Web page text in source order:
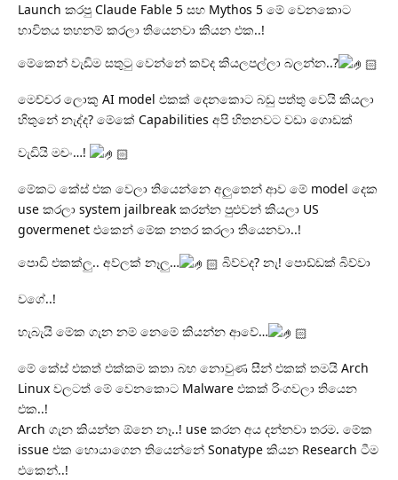
Launch කරපු Claude Fable 5 සහ Mythos 5 මේ වෙනකොට
භාවිතය තහනම් කරලා තියෙනවා කියන එක..!
මේකෙන් වැඩිම සතුටු වෙන්නේ කව්ද කියලපල්ලා බලන්න..?
මෙච්චර ලොකු AI model එකක් දෙනකොට බඩු පත්තු වෙයි කියලා
හිතුනේ නැද්ද? මේකේ Capabilities අපි හිතනවට වඩා ගොඩක්
වැඩියි මචං…!
මේකට කේස් එක වෙලා තියෙන්නෙ අලුතෙන් ආව මේ model දෙක
use කරලා system jailbreak කරන්න පුළුවන් කියලා US
govermenet එකෙන් මේක නතර කරලා තියෙනවා..!
පොඩි එකක්ලු.. අව්ලක් නෑලු…
බිව්වද? නැ! පොඩ්ඩක් බිව්වා
වගේ..!
හැබැයි මේක ගැන නම් නෙමේ කියන්න ආවේ…
මේ කේස් එකත් එක්කම කතා බහ නොවුණ සීන් එකක් තමයි Arch
Linux වලටත් මේ වෙනකොට Malware එකක් රිංගවලා තියෙන
එක..!
Arch ගැන කියන්න ඕනෙ නෑ..! use කරන අය දන්නවා තරම. මේක
issue එක හොයාගෙන තියෙන්නේ Sonatype කියන Research ටීම
එකෙන්..!